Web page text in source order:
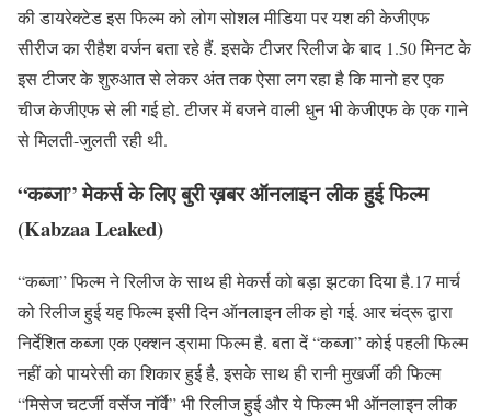
की डायरेक्टेड इस फिल्म को लोग सोशल मीडिया पर यश की केजीएफ
सीरीज का रीहैश वर्जन बता रहे हैं. इसके टीजर रिलीज के बाद 1.50 मिनट के
इस टीजर के शुरुआत से लेकर अंत तक ऐसा लग रहा है कि मानो हर एक
चीज केजीएफ से ली गई हो. टीजर में बजने वाली धुन भी केजीएफ के एक गाने
से मिलती-जुलती रही थी.
“कब्जा” मेकर्स के लिए बुरी ख़बर ऑनलाइन लीक हुई फिल्म
(Kabzaa Leaked)
“कब्जा” फिल्म ने रिलीज के साथ ही मेकर्स को बड़ा झटका दिया है.17 मार्च
को रिलीज हुई यह फिल्म इसी दिन ऑनलाइन लीक हो गई. आर चंद्रू द्वारा
निर्देशित कब्जा एक एक्शन ड्रामा फिल्म है. बता दें “कब्जा” कोई पहली फिल्म
नहीं को पायरेसी का शिकार हुई है, इसके साथ ही रानी मुखर्जी की फिल्म
“मिसेज चटर्जी वर्सेज नॉर्वे” भी रिलीज हुई और ये फिल्म भी ऑनलाइन लीक